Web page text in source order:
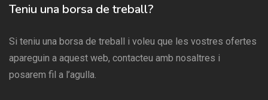
Teniu una borsa de treball?
Si teniu una borsa de treball i voleu que les vostres ofertes
apareguin a aquest web, contacteu amb nosaltres i
posarem fil a l’agulla.